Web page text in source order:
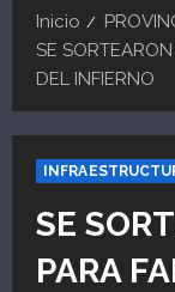
Inicio
SE
DEL INFIERNO
SE
PARA